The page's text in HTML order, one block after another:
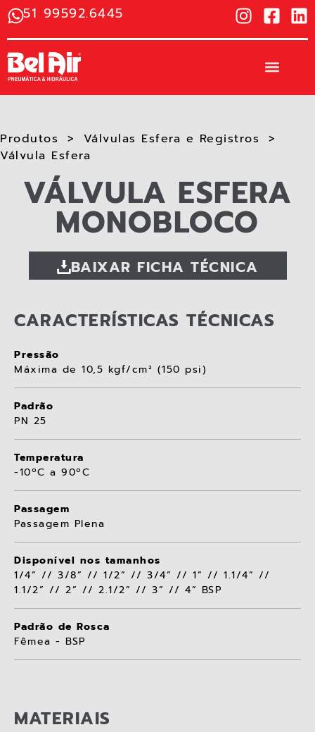
51 99592.6445
Produtos
Válvulas Esfera e Registros
Válvula Esfera
VÁLVULA ESFERA
MONOBLOCO
BAIXAR FICHA TÉCNICA
CARACTERÍSTICAS TÉCNICAS
Pressão
Máxima de 10,5 kgf/cm² (150 psi)
Padrão
PN 25
Temperatura
-10ºC a 90ºC
Passagem
Passagem Plena
Disponível nos tamanhos
1/4” // 3/8” // 1/2” // 3/4” // 1” // 1.1/4” //
1.1/2” // 2” // 2.1/2” // 3” // 4” BSP
Padrão de Rosca
Fêmea - BSP
MATERIAIS